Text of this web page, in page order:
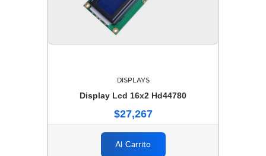
DISPLAYS
Display Lcd 16x2 Hd44780
$27,267
Al Carrito